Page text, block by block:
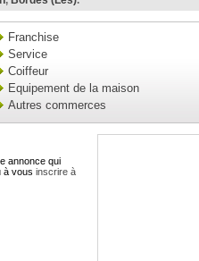
Franchise
Service
Coiffeur
Equipement de la maison
Autres commerces
annonce qui
à vous inscrire à